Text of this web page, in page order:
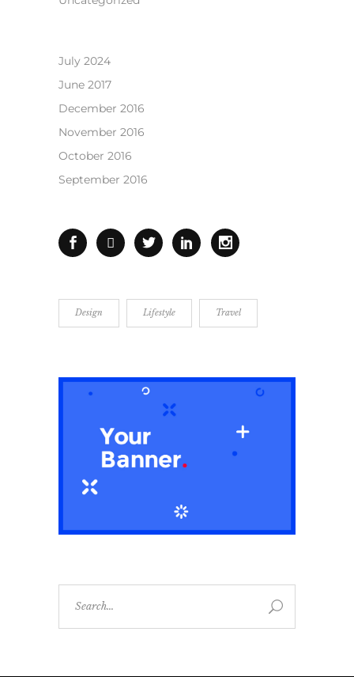
July 2024
June 2017
December 2016
November 2016
October 2016
September 2016
Design Lifestyle Travel